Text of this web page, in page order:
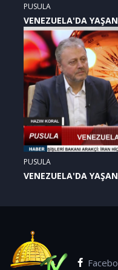
PUSULA
VENEZUELA'DA
(07.01.2026)
PUSULA
VENEZUELA'DA